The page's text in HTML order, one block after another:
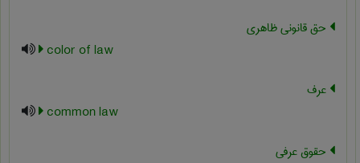
حق قانونی ظاهری
color of law
عرف
common law
حقوق عرفی